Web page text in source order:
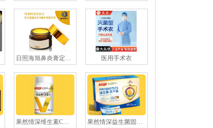
日照海旭鼻炎膏定制贴牌 医用手术衣
果然情深维生素C咀嚼片 果然情深益生菌固体饮料